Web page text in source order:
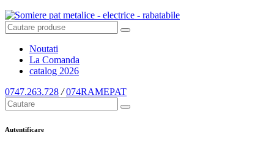
Noutati
La Comanda
catalog 2026
0747.263.728 / 074RAMEPAT
Autentificare